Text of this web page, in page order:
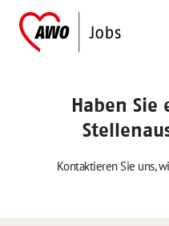
Haben Sie
Kontaktieren Sie uns,